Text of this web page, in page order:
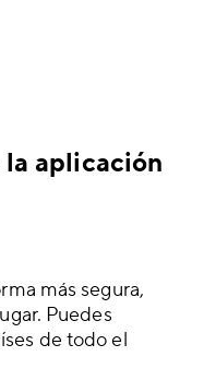
la aplicación
más segura,
Puedes
de todo el